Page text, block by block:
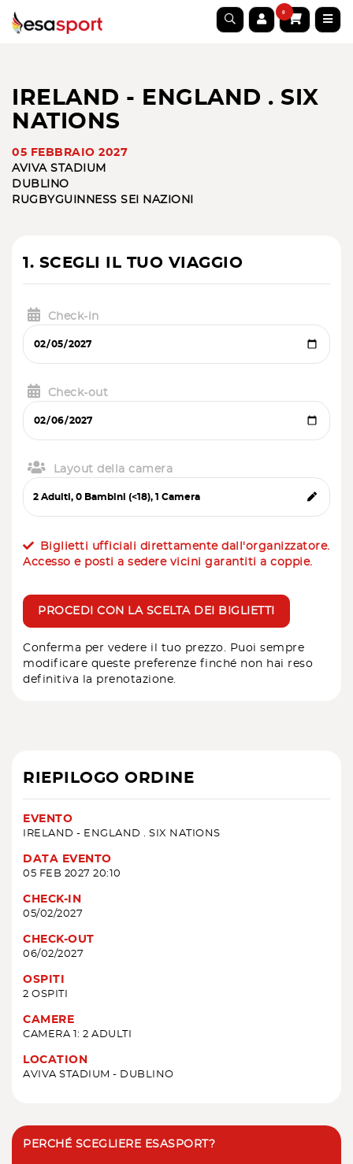
0
IRELAND - ENGLAND . SIX
NATIONS
05 FEBBRAIO 2027
AVIVA STADIUM
DUBLINO
RUGBYGUINNESS SEI NAZIONI
1. SCEGLI IL TUO VIAGGIO
Check-in
Check-out
Layout della camera
Biglietti ufficiali direttamente dall'organizzatore.
Accesso e posti a sedere vicini garantiti a coppie.
PROCEDI CON LA SCELTA DEI BIGLIETTI
Conferma per vedere il tuo prezzo. Puoi sempre
modificare queste preferenze finché non hai reso
definitiva la prenotazione.
RIEPILOGO ORDINE
EVENTO
IRELAND - ENGLAND . SIX NATIONS
DATA EVENTO
05 FEB 2027 20:10
CHECK-IN
05/02/2027
CHECK-OUT
06/02/2027
OSPITI
2 OSPITI
CAMERE
CAMERA 1: 2 ADULTI
LOCATION
AVIVA STADIUM - DUBLINO
PERCHÉ SCEGLIERE ESASPORT?